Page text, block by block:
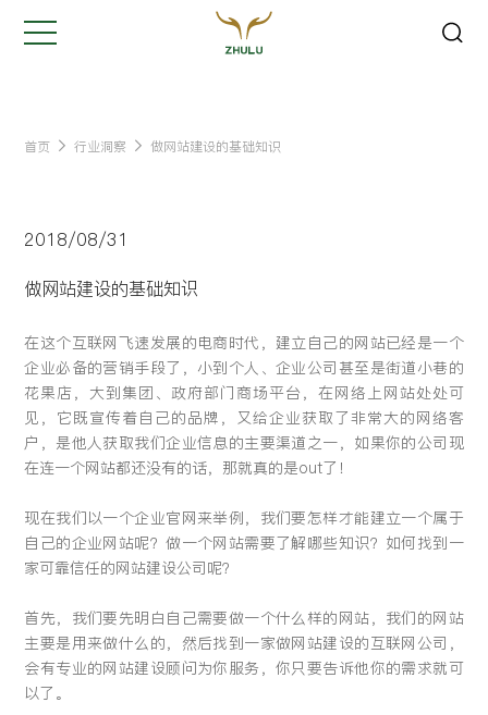
首页 行业洞察 做网站建设的基础知识
2018/08/31
做网站建设的基础知识
在这个互联网飞速发展的电商时代，建立自己的网站已经是一个
企业必备的营销手段了，小到个人、企业公司甚至是街道小巷的
花果店，大到集团、政府部门商场平台，在网络上网站处处可
见，它既宣传着自己的品牌，又给企业获取了非常大的网络客
户，是他人获取我们企业信息的主要渠道之一，如果你的公司现
在连一个网站都还没有的话，那就真的是out了！
现在我们以一个企业官网来举例，我们要怎样才能建立一个属于
自己的企业网站呢？做一个网站需要了解哪些知识？如何找到一
家可靠信任的网站建设公司呢？
首先，我们要先明白自己需要做一个什么样的网站，我们的网站
主要是用来做什么的，然后找到一家做网站建设的互联网公司，
会有专业的网站建设顾问为你服务，你只要告诉他你的需求就可
以了。
是我们最重要的工作之一...
公司名称:*
联系方式:*
您的需求:
留言:
提交